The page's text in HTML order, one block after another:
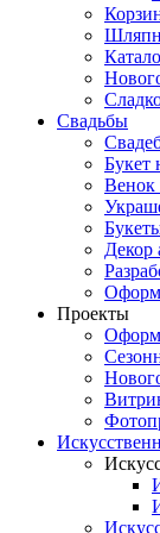
Свадьбы
Букет
Венок
Декор
Проекты